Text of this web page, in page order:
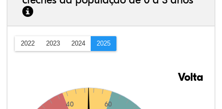
2022 2023 2024 2025
40 60
Volta